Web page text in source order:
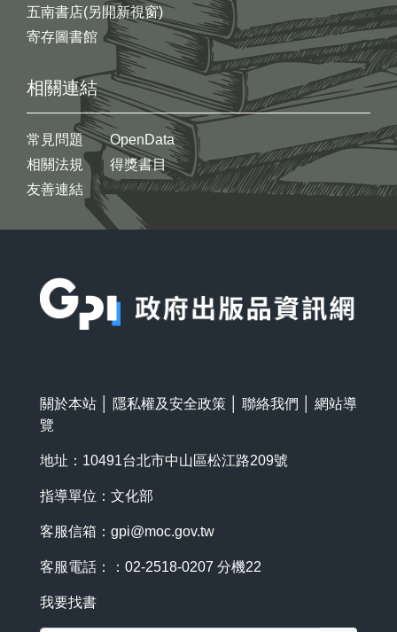
五南書店(另開新視窗)
寄存圖書館
相關連結
常見問題
相關法規
友善連結
OpenData
得獎書目
關於本站 隱私權及安全政策 聯絡我們
網站導
覽
地址：10491台北市中山區松江路209號
指導單位：文化部
客服信箱： gpi@moc.gov.tw
客服電話：：02-2518-0207 分機22
我要找書